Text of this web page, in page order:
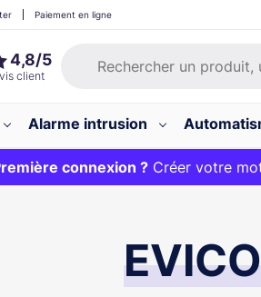
Paiement en ligne
Alarme intrusion
20€ OFFERT sur votre panier et
connexion ?Créer votre
: